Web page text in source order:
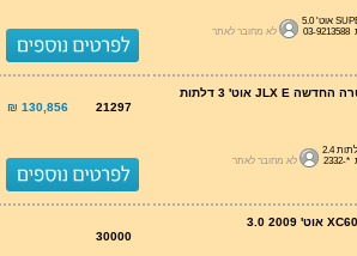
לא מחובר לאתר
סוזוקי גרנד ויטרה החדשה JLX E אוט' 3 דלתות
לא מחובר לאתר
21297
130,856 ₪
30000